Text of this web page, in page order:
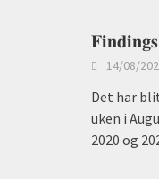
14/08/
Det har
uken i
2020 og